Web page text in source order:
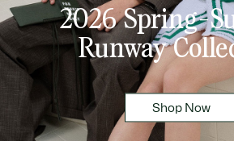
2026 Spring-
Runway
Shop Now